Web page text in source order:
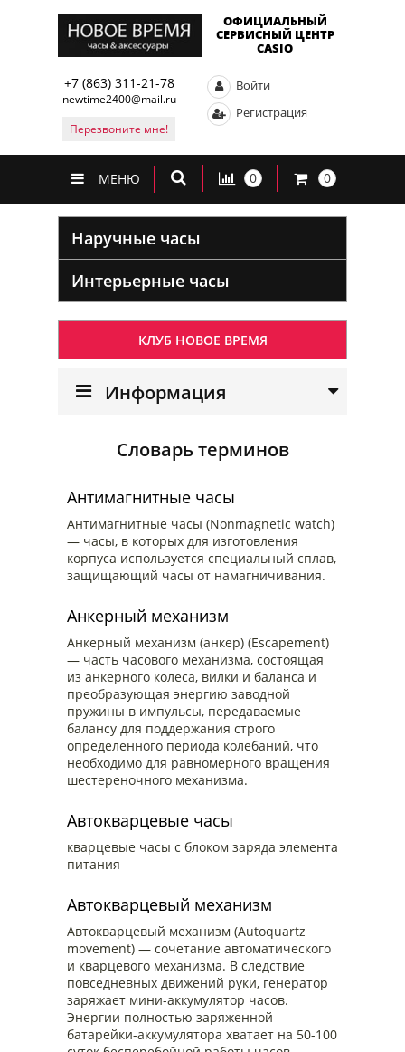
ОФИЦИАЛЬНЫЙ
СЕРВИСНЫЙ ЦЕНТР
CASIO
+7 (863) 311-21-78
newtime2400@mail.ru
Перезвоните мне!
Войти
Регистрация
МЕНЮ 0 0
Наручные часы
Интерьерные часы
КЛУБ НОВОЕ ВРЕМЯ
Информация
Словарь терминов
Антимагнитные часы
Антимагнитные часы (Nonmagnetic watch)
— часы, в которых для изготовления
корпуса используется специальный сплав,
защищающий часы от намагничивания.
Анкерный механизм
Анкерный механизм (анкер) (Escapement)
— часть часового механизма, состоящая
из анкерного колеса, вилки и баланса и
преобразующая энергию заводной
пружины в импульсы, передаваемые
балансу для поддержания строго
определенного периода колебаний, что
необходимо для равномерного вращения
шестереночного механизма.
Автокварцевые часы
кварцевые часы с блоком заряда элемента
питания
Автокварцевый механизм
Автокварцевый механизм (Autoquartz
movement) — сочетание автоматического
и кварцевого механизма. В следствие
повседневных движений руки, генератор
заряжает мини-аккумулятор часов.
Энергии полностью заряженной
батарейки-аккумулятора хватает на 50-100